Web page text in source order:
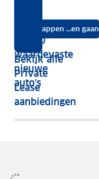
Instappen ...en gaan
Bekijk alle
Private
Lease
aanbiedingen
écht
vijf
jaar
nog
het
meeste
Top 10
waardevaste
nieuwe
auto's